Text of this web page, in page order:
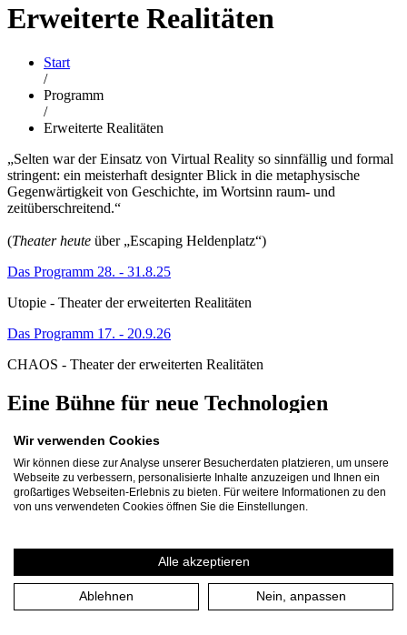
Erweiterte Realitäten
Start
/
Programm
/
Erweiterte Realitäten
„Selten war der Einsatz von Virtual Reality so sinnfällig und formal
stringent: ein meisterhaft designter Blick in die metaphysische
Gegenwärtigkeit von Geschichte, im Wortsinn raum- und
zeitüberschreitend.“
(Theater heute über „Escaping Heldenplatz“)
Das Programm 28. - 31.8.25
Utopie - Theater der erweiterten Realitäten
Das Programm 17. - 20.9.26
CHAOS - Theater der erweiterten Realitäten
Eine Bühne für neue Technologien
Wie gehen wir mit Technologien wie KI und mit virtuellen Welten
um, die unser Leben und unsere Kultur entscheidend verändern?
Und wie verhalten wir uns ihnen gegenüber? Mit der
atemberaubenden Entwicklung digitaler Technologien und den
Fragen, die sie aufwirft, befassen sich auch die Künste. Mit dem
immersive und personalisierte Theaterwelten. In ihnen treffen
„Echtes“ und „Virtuelles“ aufeinander – eine Begegnung, die uns
gleichermaßen neugierig und skeptisch macht.
Wir verwenden Cookies
Wir können diese zur Analyse unserer Besucherdaten platzieren, um unsere
Webseite zu verbessern, personalisierte Inhalte anzuzeigen und Ihnen ein
großartiges Webseiten-Erlebnis zu bieten. Für weitere Informationen zu den
von uns verwendeten Cookies öffnen Sie die Einstellungen.
Alle akzeptieren
Ablehnen Nein, anpassen